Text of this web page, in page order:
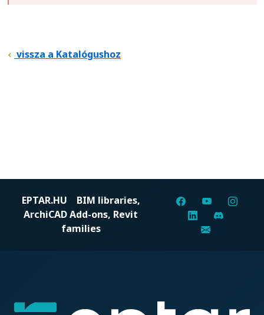
vissza a Katalógushoz
EPTAR.HU BIM libraries,
ArchiCAD Add-ons, Revit
families